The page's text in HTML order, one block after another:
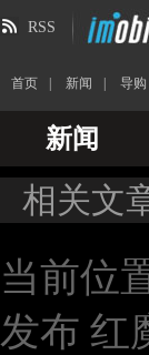
RSS
首页 新闻 导购
新闻
相关文
当前位
发布 红